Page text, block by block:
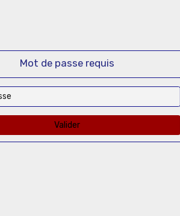
Mot de passe requis
Valider